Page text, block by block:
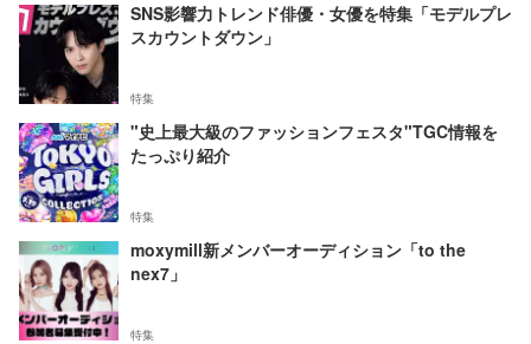
SNS影響力トレンド俳優・女優を特集「モデルプレ
スカウントダウン」
特集
"史上最大級のファッションフェスタ"TGC情報を
たっぷり紹介
特集
moxymill新メンバーオーディション「to the
nex7」
特集